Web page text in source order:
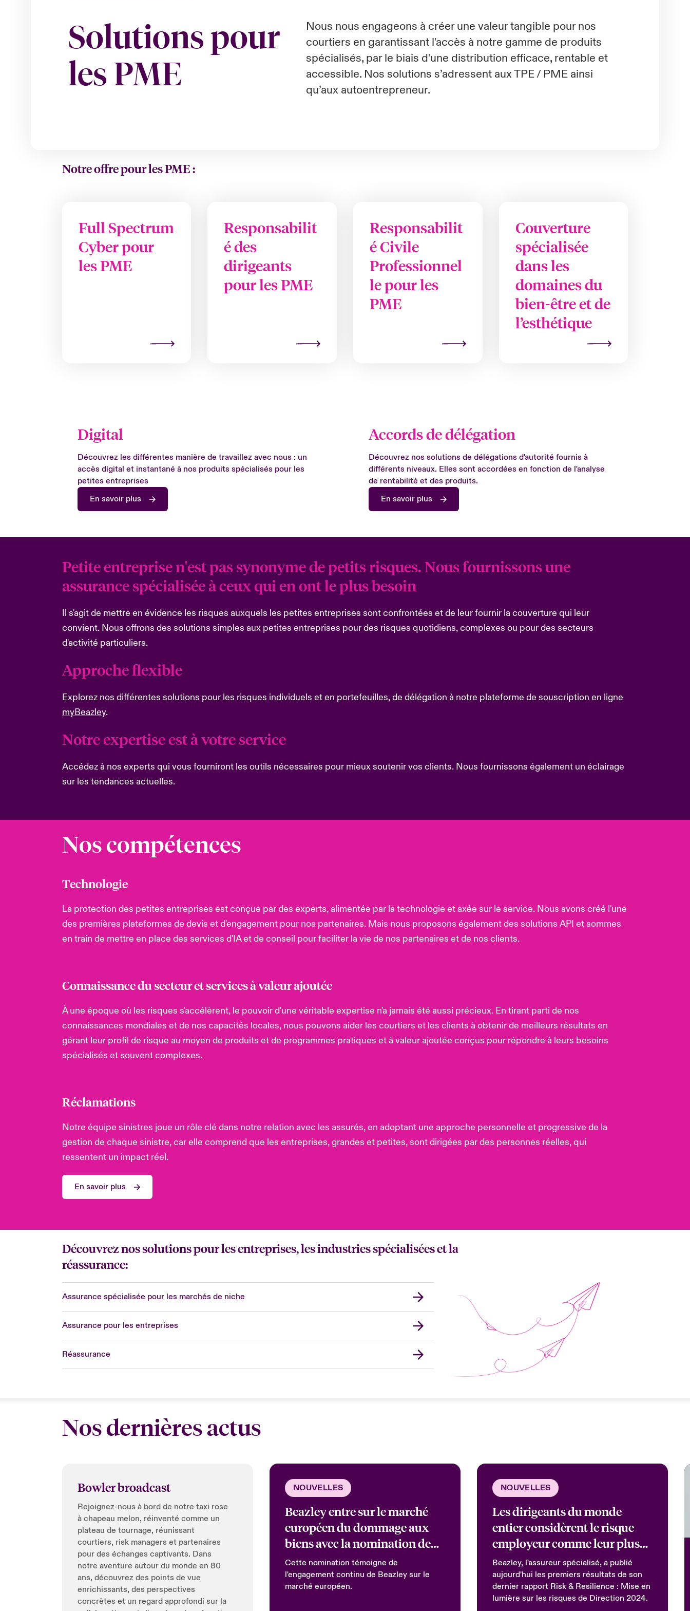
Solutions pour
les PME
Nous nous engageons à créer une valeur tangible pour nos
courtiers en garantissant l'accès à notre gamme de produits
spécialisés, par le biais d'une distribution efficace, rentable et
accessible. Nos solutions s’adressent aux TPE / PME ainsi
qu’aux autoentrepreneur.
Notre offre pour les PME :
Full Spectrum
Cyber pour
les PME
Responsabilit
é des
dirigeants
pour les PME
Responsabilit
é Civile
Professionnel
le pour les
PME
Couverture
spécialisée
dans les
domaines du
bien-être et de
l’esthétique
Digital
Découvrez les différentes manière de travaillez avec nous : un
accès digital et instantané à nos produits spécialisés pour les
petites entreprises
En savoir plus
Accords de délégation
Découvrez nos solutions de délégations d'autorité fournis à
différents niveaux. Elles sont accordées en fonction de l'analyse
de rentabilité et des produits.
En savoir plus
Petite entreprise n'est pas synonyme de petits risques. Nous fournissons une
assurance spécialisée à ceux qui en ont le plus besoin
Il s'agit de mettre en évidence les risques auxquels les petites entreprises sont confrontées et de leur fournir la couverture qui leur
convient. Nous offrons des solutions simples aux petites entreprises pour des risques quotidiens, complexes ou pour des secteurs
d'activité particuliers.
Approche flexible
Explorez nos différentes solutions pour les risques individuels et en portefeuilles, de délégation à notre plateforme de souscription en ligne
myBeazley.
Notre expertise est à votre service
Accédez à nos experts qui vous fourniront les outils nécessaires pour mieux soutenir vos clients. Nous fournissons également un éclairage
sur les tendances actuelles.
Nos compétences
Technologie
La protection des petites entreprises est conçue par des experts, alimentée par la technologie et axée sur le service. Nous avons créé l'une
des premières plateformes de devis et d'engagement pour nos partenaires. Mais nous proposons également des solutions API et sommes
en train de mettre en place des services d'IA et de conseil pour faciliter la vie de nos partenaires et de nos clients.
Connaissance du secteur et services à valeur ajoutée
À une époque où les risques s'accélèrent, le pouvoir d'une véritable expertise n'a jamais été aussi précieux. En tirant parti de nos
connaissances mondiales et de nos capacités locales, nous pouvons aider les courtiers et les clients à obtenir de meilleurs résultats en
gérant leur profil de risque au moyen de produits et de programmes pratiques et à valeur ajoutée conçus pour répondre à leurs besoins
spécialisés et souvent complexes.
Réclamations
Notre équipe sinistres joue un rôle clé dans notre relation avec les assurés, en adoptant une approche personnelle et progressive de la
gestion de chaque sinistre, car elle comprend que les entreprises, grandes et petites, sont dirigées par des personnes réelles, qui
ressentent un impact réel.
En savoir plus
Découvrez nos solutions pour les entreprises, les industries spécialisées et la
réassurance:
Assurance spécialisée pour les marchés de niche
Assurance pour les entreprises
Réassurance
Nos dernières actus
Bowler broadcast
Rejoignez-nous à bord de notre taxi rose
à chapeau melon, réinventé comme un
plateau de tournage, réunissant
courtiers, risk managers et partenaires
pour des échanges captivants. Dans
notre aventure autour du monde en 80
ans, découvrez des points de vue
enrichissants, des perspectives
concrètes et un regard approfondi sur la
NOUVELLES
Beazley entre sur le marché
européen du dommage aux
biens avec la nomination de
Sara Foucher en tant que
Responsable de Souscription
Dommages pour l'Europe.
Cette nomination témoigne de
l'engagement continu de Beazley sur le
marché européen.
NOUVELLES
Les dirigeants du monde
entier considèrent le risque
employeur comme leur plus
grande menace, selon un
nouveau rapport de Beazley
Beazley, l'assureur spécialisé, a publié
aujourd'hui les premiers résultats de son
dernier rapport Risk & Resilience : Mise en
lumière sur les risques de Direction 2024.